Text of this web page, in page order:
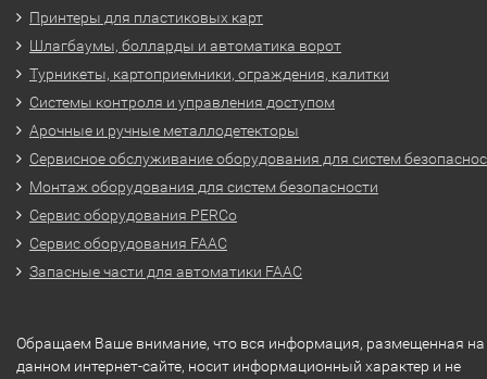
Принтеры для пластиковых карт
Шлагбаумы, болларды и автоматика ворот
Турникеты, картоприемники, ограждения, калитки
Системы контроля и управления доступом
Арочные и ручные металлодетекторы
Сервисное обслуживание оборудования для систем
Монтаж оборудования для систем безопасности
Сервис оборудования PERCo
Сервис оборудования FAAC
Запасные части для автоматики FAAC
Обращаем Ваше внимание, что вся информация, размещенная на
данном интернет-сайте, носит информационный характер и не